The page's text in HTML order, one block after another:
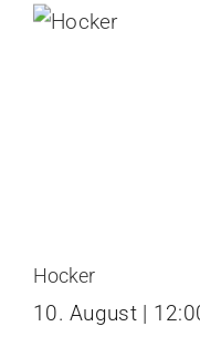
Hocker
10. August |